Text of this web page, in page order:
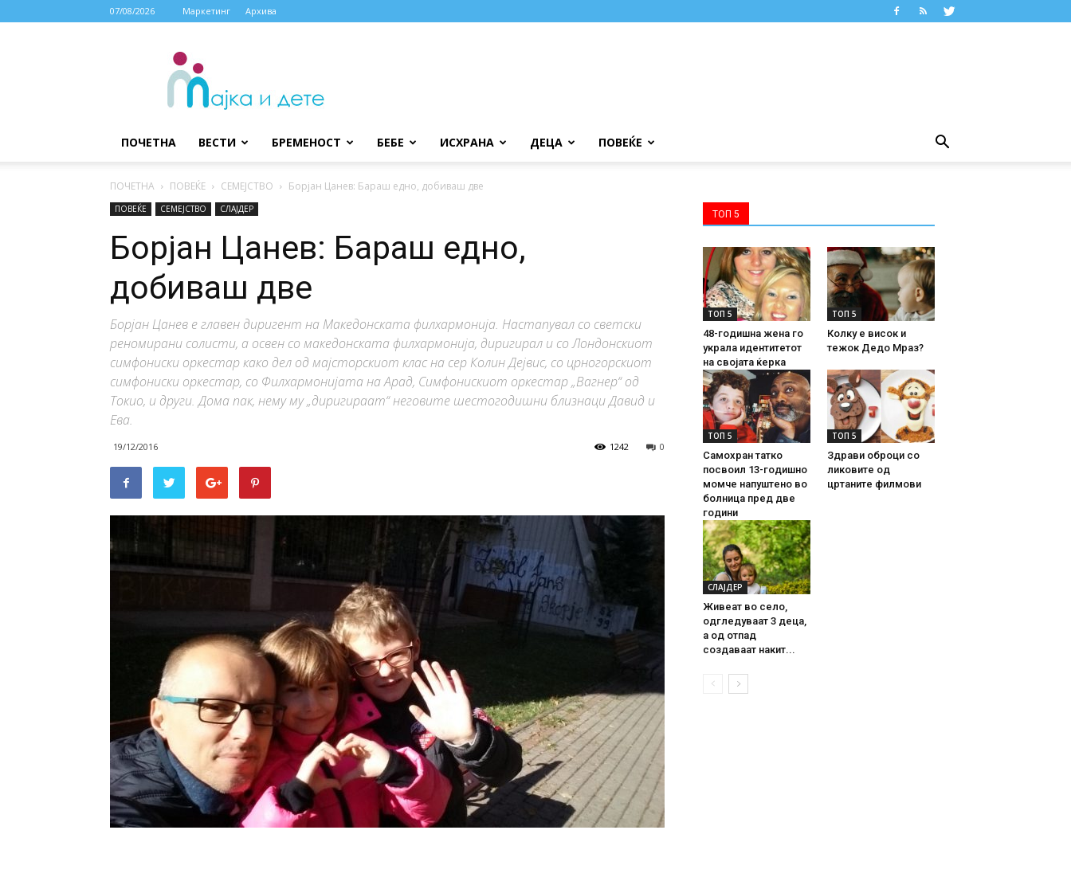
07/08/2026 Маркетинг Архива
МАЈКА
ДЕТЕ
ПОЧЕТНА ВЕСТИ БРЕМЕНОСТ БЕБЕ ИСХРАНА ДЕЦА ПОВЕЌЕ
ПОЧЕТНА ПОВЕЌЕ СЕМЕЈСТВО Борјан Цанев: Бараш едно, добиваш две
ПОВЕЌЕ СЕМЕЈСТВО СЛАЈДЕР
Борјан Цанев: Бараш едно,
добиваш две
Борјан Цанев е главен диригент на Македонската филхармонија. Настапувал со светски
реномирани солисти, а освен со македонската филхармонија, диригирал и со Лондонскиот
симфониски оркестар како дел од мајсторскиот клас на сер Колин Дејвис, со црногорскиот
симфониски оркестар, со Филхармонијата на Арад, Симфонискиот оркестар „Вагнер“ од
Токио, и други. Дома пак, нему му „диригираат“ неговите шестогодишни близнаци Давид и
Ева.
19/12/2016 0
1242
ТОП 5
ТОП 5
48-годишна жена го
украла идентитетот
на својата ќерка
ТОП 5
Колку е висок и
тежок Дедо Мраз?
ТОП 5
Самохран татко
посвоил 13-годишно
момче напуштено во
болница пред две
години
ТОП 5
Здрави оброци со
ликовите од
цртаните филмови
СЛАЈДЕР
Живеат во село,
одгледуваат 3 деца,
а од отпад
создаваат накит...